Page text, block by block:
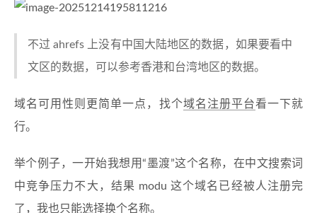
不过 ahrefs 上没有中国大陆地区的数据，如果要看中
文区的数据，可以参考香港和台湾地区的数据。
域名可用性则更简单一点，找个域名注册平台看一下就
行。
举个例子，一开始我想用“墨渡”这个名称，在中文搜索词
中竞争压力不大，结果 modu 这个域名已经被人注册完
了，我也只能选择换个名称。